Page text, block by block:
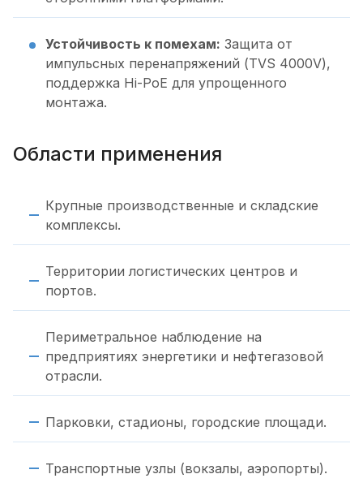
Устойчивость к помехам: Защита от
импульсных перенапряжений (TVS 4000V),
поддержка Hi-PoE для упрощенного
монтажа.
Области применения
Крупные производственные и складские
комплексы.
Территории логистических центров и
портов.
Периметральное наблюдение на
предприятиях энергетики и нефтегазовой
отрасли.
Парковки, стадионы, городские площади.
Транспортные узлы (вокзалы, аэропорты).